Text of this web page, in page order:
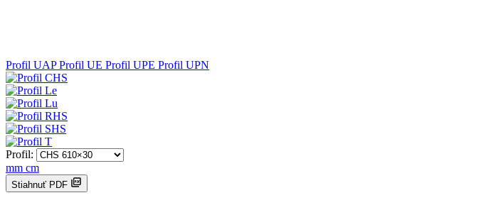
Profil UAPProfil UE Profil UPE Profil UPN
Profil:
mm cm
Stiahnuť PDF